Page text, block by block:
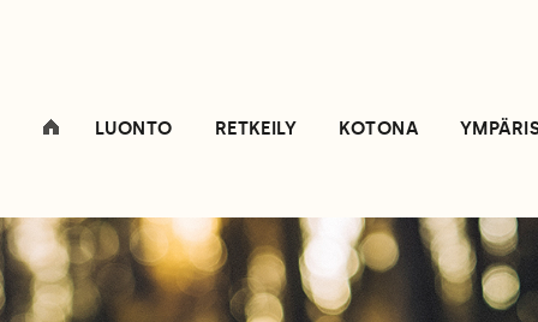
LUONTO RETKEILY KOTONA